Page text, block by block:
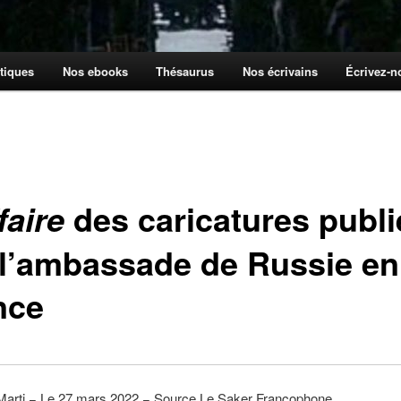
Nos ebooks Thésaurus Nos écrivains Écrivez-
des caricatures
de Russie en